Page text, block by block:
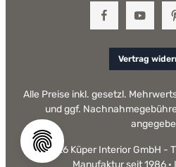
© 2026 Küper Interior GmbH -
Vertrag
Alle Preise inkl. gesetzl.
und ggf.